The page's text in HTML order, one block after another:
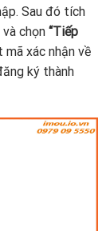
Sau đó tích
chọn“Tiếp
xác nhận về
ký thành